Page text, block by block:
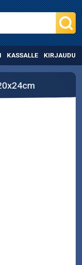
KASSALLE KIRJAUDU